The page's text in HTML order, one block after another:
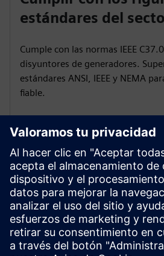
estándares del
Cumple con las normas IEEE
disyuntores de generadores.
estándares ANSI, IEEE y NEMA
fiable.
Ofrecer un alto
Realice hasta 50 interrupciones
un ciclo de vida prolongado de los
hasta 10 000 operaciones de